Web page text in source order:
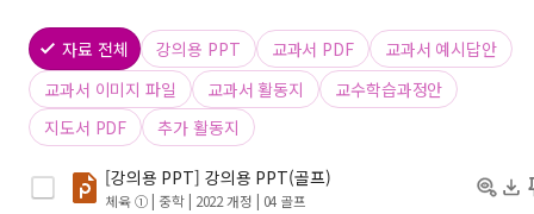
자료 전체 강의용 PPT 교과서 PDF
교과서 예시답안
교과서 이미지 파일
교과서 활동지
교수학습과정안
지도서 PDF
추가 활동지
[강의용 PPT] 강의용 PPT(골프)
체육 ① | 중학 | 2022 개정 | 04 골프